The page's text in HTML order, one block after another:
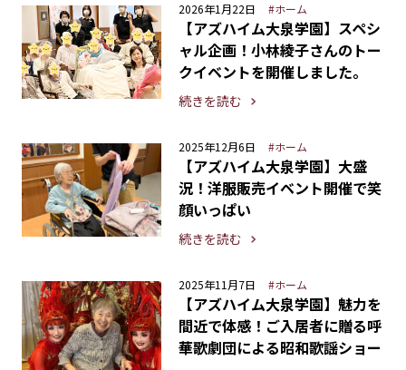
2026年1月22日 #ホーム
【アズハイム大泉学園】スペシ
ャル企画！小林綾子さんのトー
クイベントを開催しました。
続きを読む
2025年12月6日 #ホーム
【アズハイム大泉学園】大盛
況！洋服販売イベント開催で笑
顔いっぱい
続きを読む
2025年11月7日 #ホーム
【アズハイム大泉学園】魅力を
間近で体感！ご入居者に贈る呼
華歌劇団による昭和歌謡ショー